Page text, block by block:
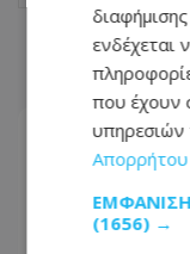
ενδέχεται
που έχουν
υπηρεσιών
Απορρήτου
(1656) →